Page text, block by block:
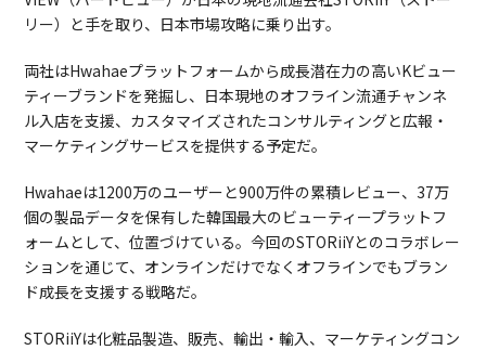
リー）と手を取り、日本市場攻略に乗り出す。
両社はHwahaeプラットフォームから成長潜在力の高いKビュー
ティーブランドを発掘し、日本現地のオフライン流通チャンネ
ル入店を支援、カスタマイズされたコンサルティングと広報・
マーケティングサービスを提供する予定だ。
Hwahaeは1200万のユーザーと900万件の累積レビュー、37万
個の製品データを保有した韓国最大のビューティープラットフ
ォームとして、位置づけている。今回のSTORiiYとのコラボレー
ションを通じて、オンラインだけでなくオフラインでもブラン
ド成長を支援する戦略だ。
STORiiYは化粧品製造、販売、輸出・輸入、マーケティングコン